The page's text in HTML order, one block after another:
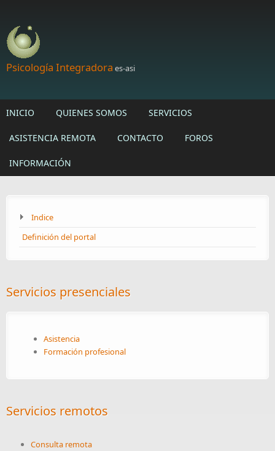
Psicología Integradora es-asi
INICIO QUIENES SOMOS SERVICIOS
ASISTENCIA REMOTA CONTACTO FOROS
INFORMACIÓN
Indice
Definición del portal
Servicios presenciales
Asistencia
Formación profesional
Servicios remotos
Consulta remota